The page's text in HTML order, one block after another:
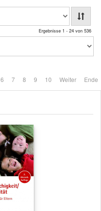
Ergebnisse 1 - 24 von 536
6 7 8 9 10 Weiter Ende